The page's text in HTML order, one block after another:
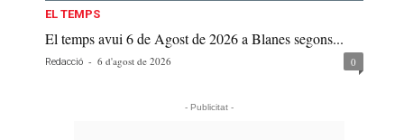
EL TEMPS
El temps avui 6 de Agost de 2026 a Blanes segons...
Redacció - 6 d'agost de 2026 0
- Publicitat -